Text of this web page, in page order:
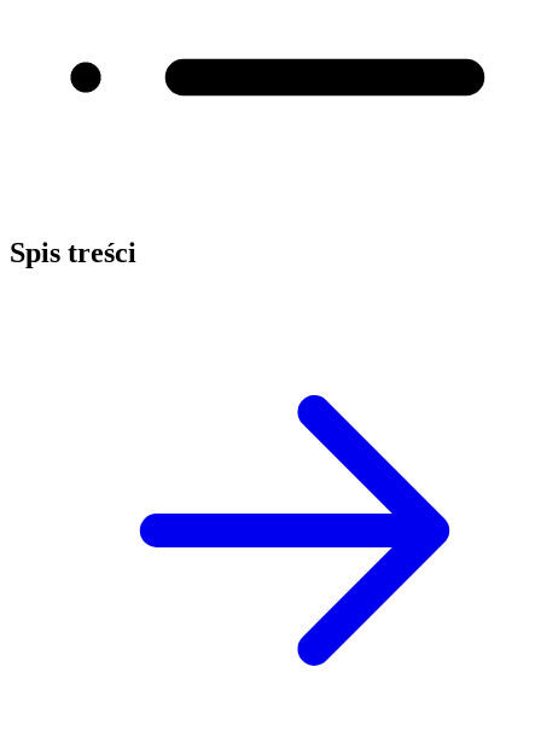
Spis treści